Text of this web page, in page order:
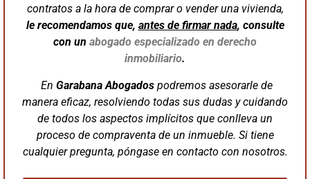
contratos a la hora de comprar o vender una vivienda,
le recomendamos que, antes de firmar nada, consulte
con un abogado especializado en derecho
inmobiliario.
En Garabana Abogadospodremos asesorarle de
manera eficaz, resolviendo todas sus dudas y cuidando
de todos los aspectos implícitos que conlleva un
proceso de compraventa de un inmueble. Si tiene
cualquier pregunta, póngase en contacto con nosotros.